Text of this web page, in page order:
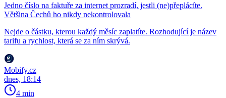
Jedno číslo na faktuře za internet prozradí, jestli (ne)přeplácíte.
Většina Čechů ho nikdy nekontrolovala
Nejde o částku, kterou každý měsíc zaplatíte. Rozhodující je název
tarifu a rychlost, která se za ním skrývá.
Mobify.cz
dnes, 18:14
4 min